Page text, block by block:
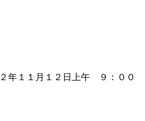
年１１月１２日上午 ９：００